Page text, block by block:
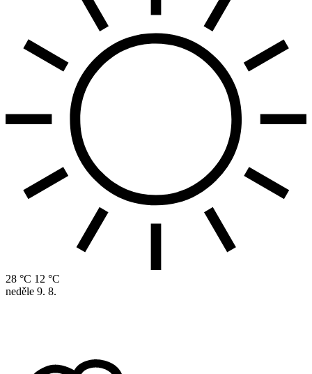
28 °C 12 °C
neděle 9. 8.